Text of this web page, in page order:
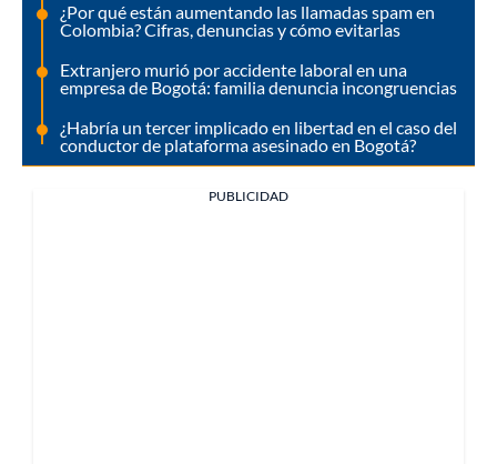
¿Por qué están aumentando las llamadas spam en
Colombia? Cifras, denuncias y cómo evitarlas
Extranjero murió por accidente laboral en una
empresa de Bogotá: familia denuncia incongruencias
¿Habría un tercer implicado en libertad en el caso del
conductor de plataforma asesinado en Bogotá?
PUBLICIDAD